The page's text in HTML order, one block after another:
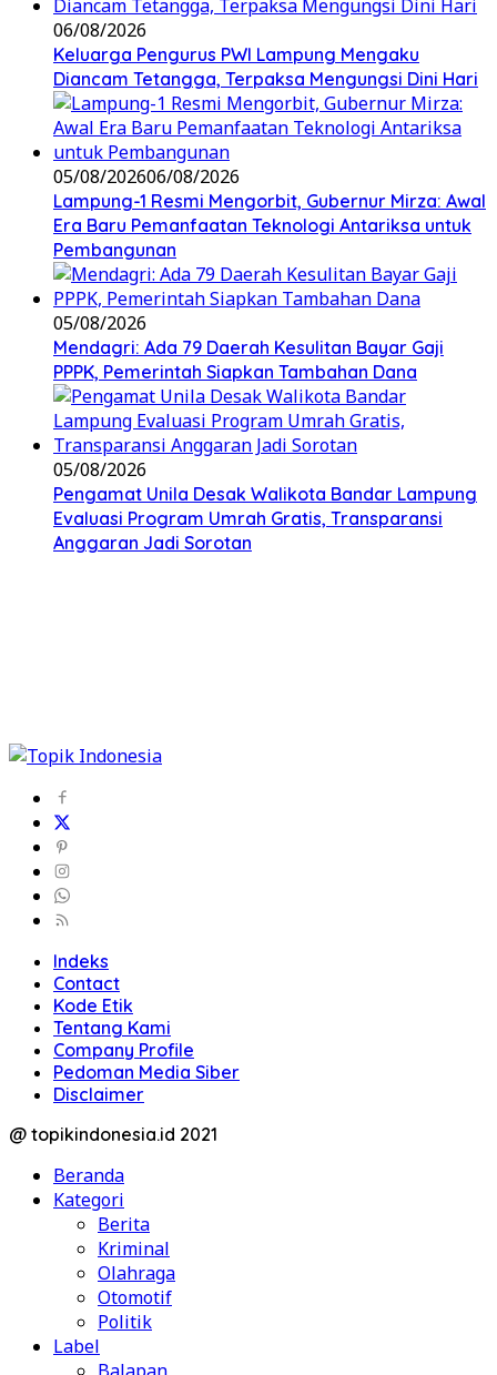
06/08/2026
Keluarga Pengurus PWI Lampung Mengaku
Diancam Tetangga, Terpaksa Mengungsi Dini Hari
05/08/202606/08/2026
Lampung-1 Resmi Mengorbit, Gubernur Mirza: Awal
Era Baru Pemanfaatan Teknologi Antariksa untuk
Pembangunan
05/08/2026
Mendagri: Ada 79 Daerah Kesulitan Bayar Gaji
PPPK, Pemerintah Siapkan Tambahan Dana
05/08/2026
Pengamat Unila Desak Walikota Bandar Lampung
Evaluasi Program Umrah Gratis, Transparansi
Anggaran Jadi Sorotan
Indeks
Contact
Kode Etik
Tentang Kami
Company Profile
Pedoman Media Siber
Disclaimer
@ topikindonesia.id 2021
Beranda
Kategori
Berita
Kriminal
Olahraga
Otomotif
Politik
Label